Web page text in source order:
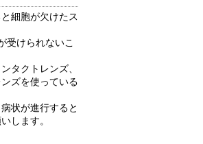
細胞が欠けたス
受けられないこ
タクトレンズ、
ズを使っている
状が進行すると
します。